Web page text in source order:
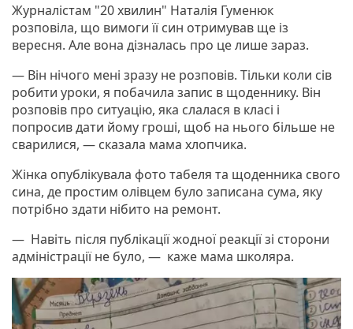
Журналістам "20 хвилин" Наталія Гуменюк
розповіла, що вимоги її син отримував ще із
вересня. Але вона дізналась про це лише зараз.
— Він нічого мені зразу не розповів. Тільки коли сів
робити уроки, я побачила запис в щоденнику. Він
розповів про ситуацію, яка слалася в класі і
попросив дати йому гроші, щоб на нього більше не
сварилися, — сказала мама хлопчика.
Жінка опублікувала фото табеля та щоденника свого
сина, де простим олівцем було записана сума, яку
потрібно здати нібито на ремонт.
— Навіть після публікації жодної реакції зі сторони
адміністрації не було, — каже мама школяра.